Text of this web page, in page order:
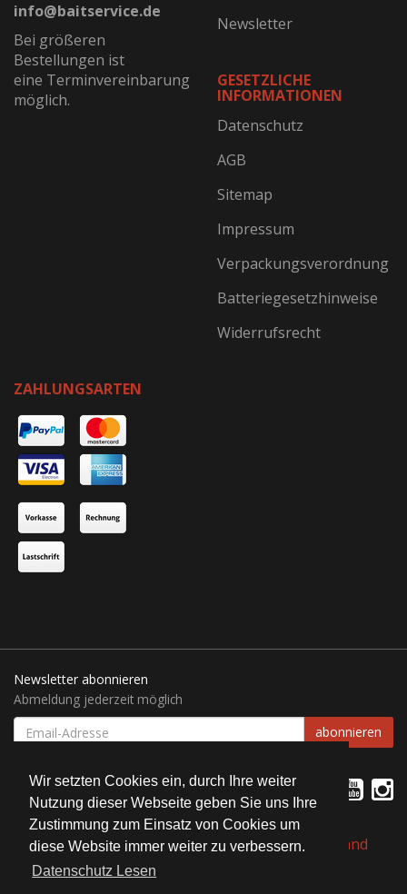
Wir setzten Cookies ein, durch Ihre weiter
Nutzung dieser Webseite geben Sie uns Ihre
Zustimmung zum Einsatz von Cookies um
diese Website immer weiter zu verbessern.
Datenschutz Lesen
info@baitservice.de
Bei größeren
Bestellungen ist
eine Terminvereinbarung
möglich.
Newsletter
GESETZLICHE
INFORMATIONEN
Datenschutz
AGB
Sitemap
Impressum
Verpackungsverordnung
Batteriegesetzhinweise
Widerrufsrecht
ZAHLUNGSARTEN
Newsletter abonnieren
Abmeldung jederzeit möglich
EMAIL-
ADRESSE
abonnieren
*Alle Preise inkl. gesetzlicher USt., zzgl. Versand